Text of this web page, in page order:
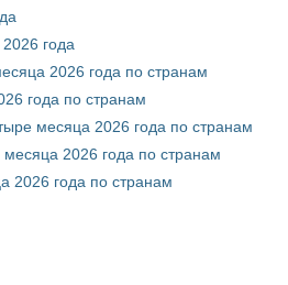
года
2026 года по странам
года по странам
месяца 2026 года по странам
2026 года по странам
2026 года по странам